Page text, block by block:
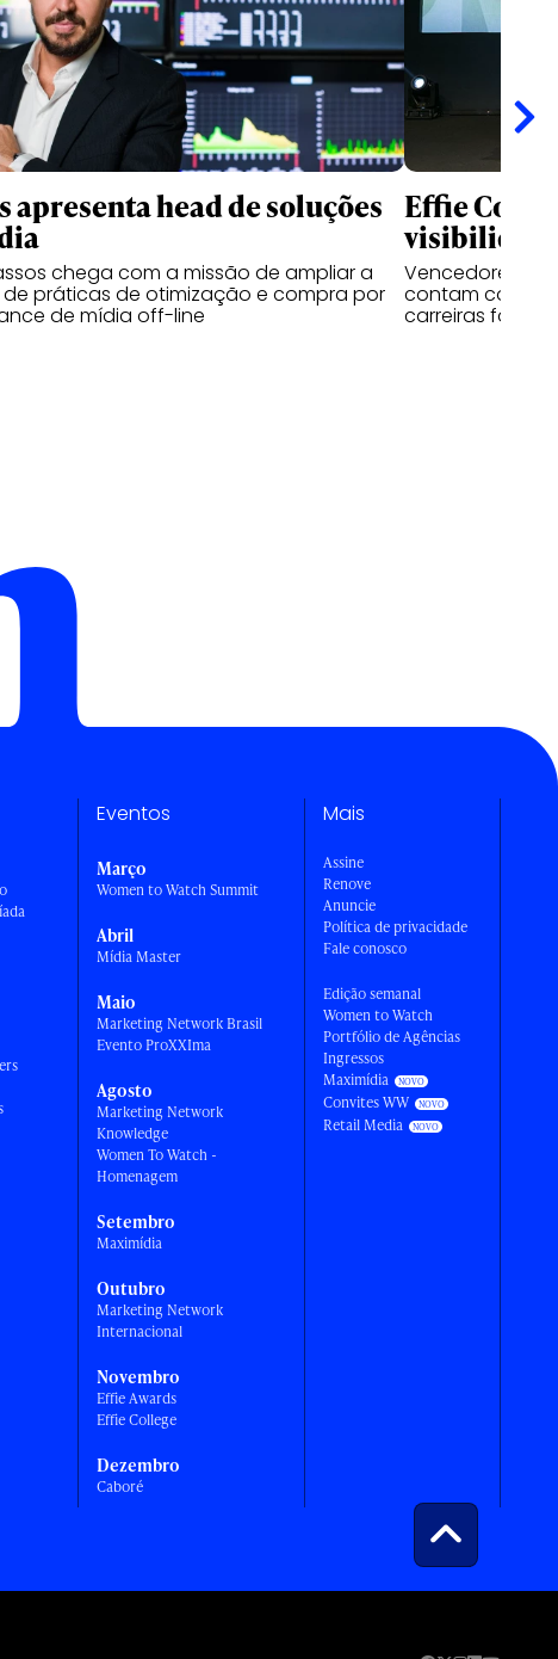
apresenta head de soluções
chega com a missão de ampliar a
práticas de otimização e compra por
de mídia off-line
Effie
Vencedores
contam como
carreiras fora
Eventos
Março
Women to Watch Summit
Abril
Mídia Master
Maio
Marketing Network Brasil
Evento ProXXIma
Agosto
Marketing Network
Knowledge
Women To Watch -
Homenagem
Setembro
Maximídia
Outubro
Marketing Network
Internacional
Novembro
Effie Awards
Effie College
Dezembro
Caboré
Mais
Assine
Renove
Anuncie
Política de privacidade
Fale conosco
Edição semanal
Women to Watch
Portfólio de Agências
Ingressos
Maximídia
Convites WW
Retail Media